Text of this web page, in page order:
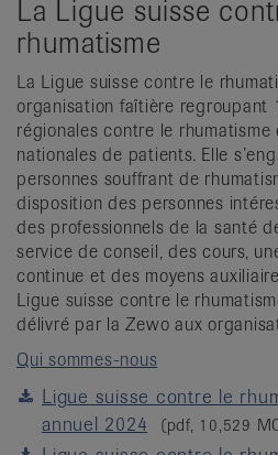
La Ligue suisse
rhumatisme
La Ligue suisse contre le
organisation faîtière regroupant
régionales contre le
nationales de patients. Elle
personnes souffrant de
disposition des personnes
des professionnels de la santé
service de conseil, des cours,
continue et des moyens
Ligue suisse contre le
délivré par la Zewo aux
Qui sommes-nous
Ligue suisse contre le
annuel 2024
(pdf, 10,529